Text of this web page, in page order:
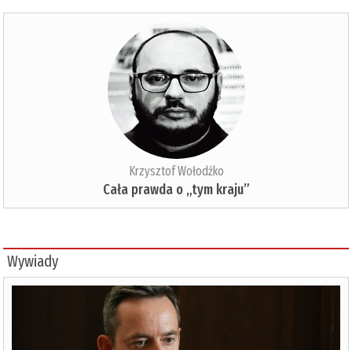
Krzysztof Wołodźko
Cała prawda o „tym kraju”
Wywiady